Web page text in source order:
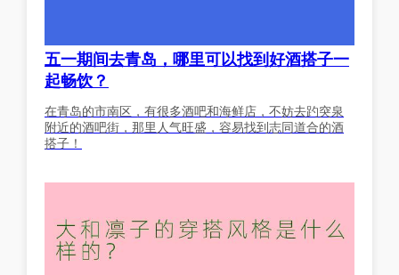
五一期间去青岛，哪里可以找到好酒搭子一
起畅饮？
在青岛的市南区，有很多酒吧和海鲜店，不妨去趵突泉
附近的酒吧街，那里人气旺盛，容易找到志同道合的酒
搭子！